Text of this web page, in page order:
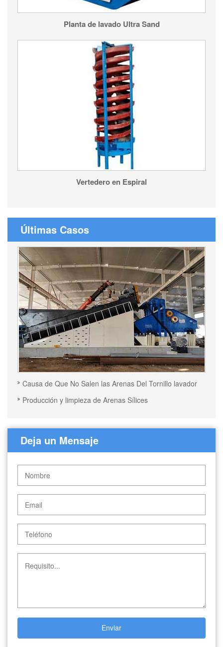
Planta de lavado Ultra Sand
Vertedero en Espiral
Últimas Casos
Causa de Que No Salen las Arenas Del Tornillo lavador
Producción y limpieza de Arenas Sílices
Deja un Mensaje
Enviar